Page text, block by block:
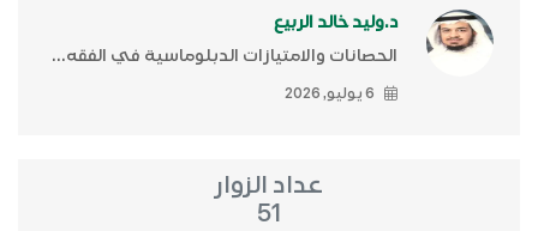
د.وليد خالد الربيع
الحصانات والامتيازات الدبلوماسية في الفقه...
6 يوليو, 2026
عداد الزوار
51